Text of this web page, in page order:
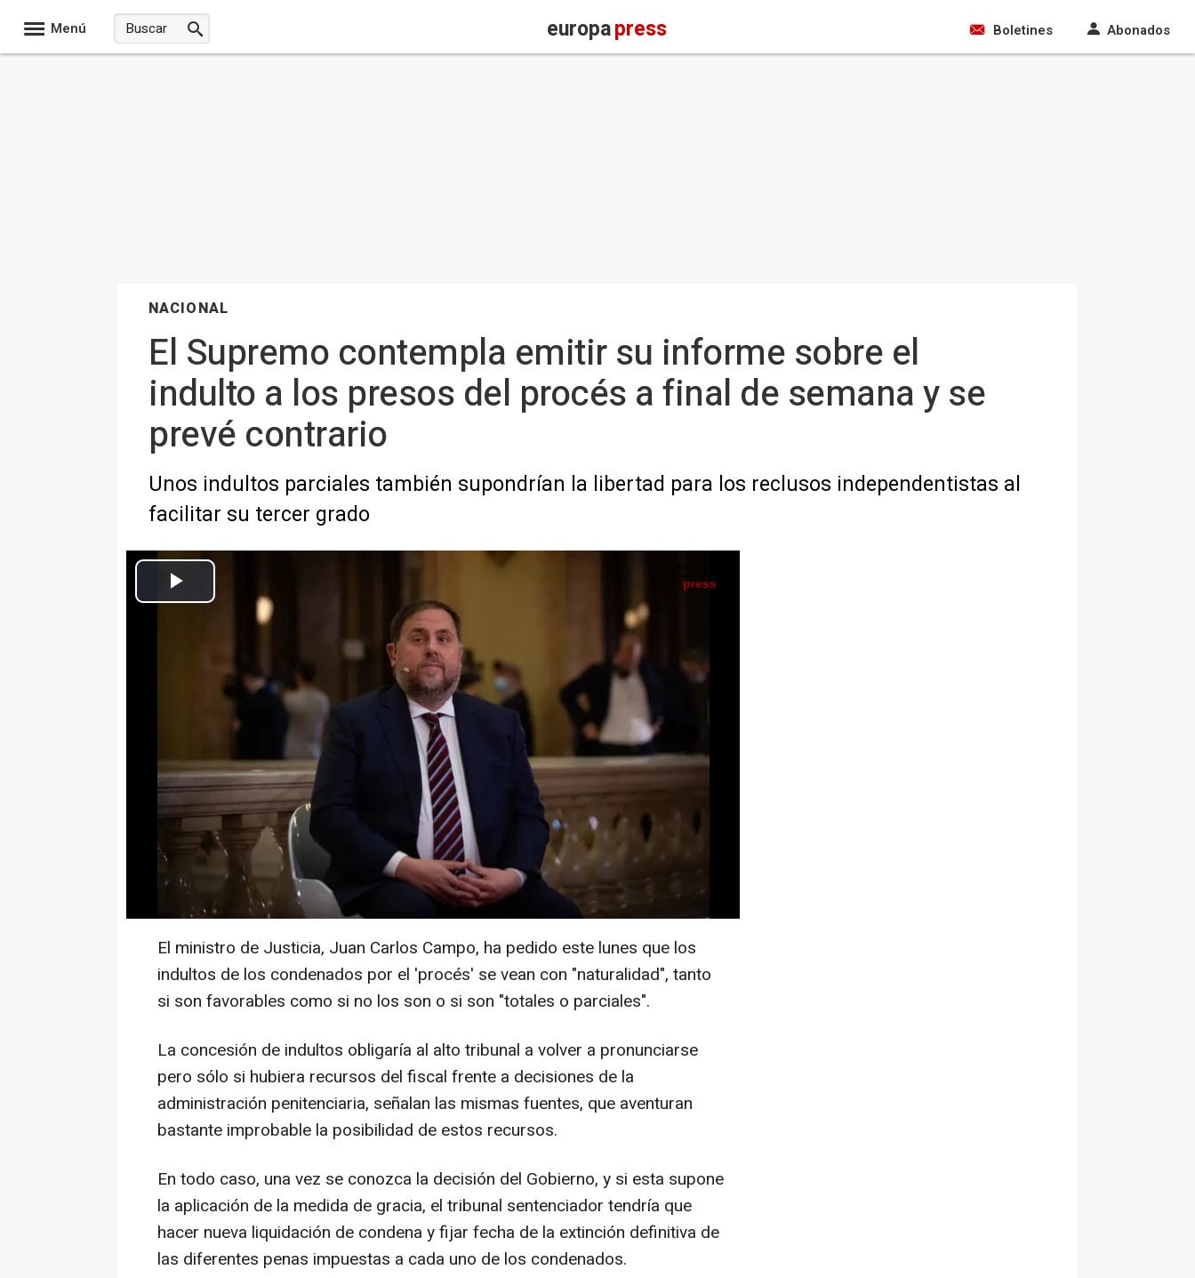
Menú europapress Boletines Abonados
NACIONAL
El Supremo contempla emitir su informe sobre el
indulto a los presos del procés a final de semana y se
prevé contrario
Unos indultos parciales también supondrían la libertad para los reclusos independentistas al
facilitar su tercer grado
El líder de ERC, Oriol Junqueras, durante una entrevista en directo para TV3, antes de celebrarse la moción de investidura del candidato de ERC a la
Europa Press Nacional
Abrir opciones para compartir
MADRID, 24 May. (EUROPA PRESS) -
El Tribunal Supremo contempla emitir su informe sobre el indulto a los
presos del 'procés' a finales de esta semana y se prevé que éste sea
contrario a concederles la medida de gracia, según han señalado a Europa
Press fuentes jurídicas, quienes añaden que la concesión de indultos
parciales por parte del Gobierno, aún siendo limitados, también supondría
"con seguridad" la puesta en libertad de los líderes independentistas por la
obligada progresión al tercer grado penitenciario.
El ministro de Justicia, Juan Carlos Campo, ha pedido este lunes que los
indultos de los condenados por el 'procés' se vean con "naturalidad", tanto
si son favorables como si no los son o si son "totales o parciales".
La concesión de indultos obligaría al alto tribunal a volver a pronunciarse
pero sólo si hubiera recursos del fiscal frente a decisiones de la
administración penitenciaria, señalan las mismas fuentes, que aventuran
bastante improbable la posibilidad de estos recursos.
En todo caso, una vez se conozca la decisión del Gobierno, y si esta supone
la aplicación de la medida de gracia, el tribunal sentenciador tendría que
hacer nueva liquidación de condena y fijar fecha de la extinción definitiva de
las diferentes penas impuestas a cada uno de los condenados.